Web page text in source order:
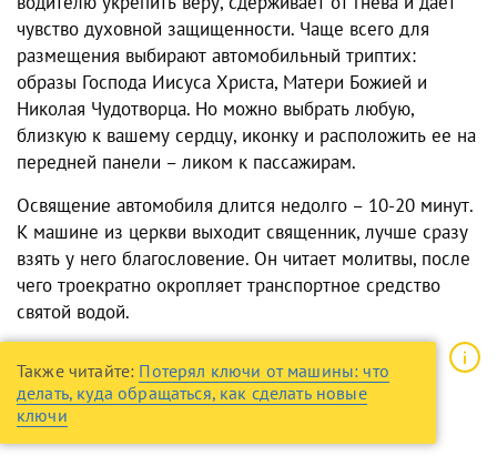
чувство духовной защищенности. Чаще всего для
размещения выбирают автомобильный триптих:
образы Господа Иисуса Христа, Матери Божией и
Николая Чудотворца. Но можно выбрать любую,
близкую к вашему сердцу, иконку и расположить ее на
передней панели – ликом к пассажирам.
Освящение автомобиля длится недолго – 10-20 минут.
К машине из церкви выходит священник, лучше сразу
взять у него благословение. Он читает молитвы, после
чего троекратно окропляет транспортное средство
святой водой.
Также читайте: Потерял ключи от машины: что
делать, куда обращаться, как сделать новые
ключи